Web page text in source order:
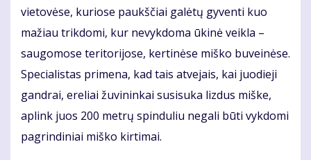
vietovėse, kuriose paukščiai galėtų gyventi kuo
mažiau trikdomi, kur nevykdoma ūkinė veikla –
saugomose teritorijose, kertinėse miško buveinėse.
Specialistas primena, kad tais atvejais, kai juodieji
gandrai, ereliai žuvininkai susisuka lizdus miške,
aplink juos 200 metrų spinduliu negali būti vykdomi
pagrindiniai miško kirtimai.